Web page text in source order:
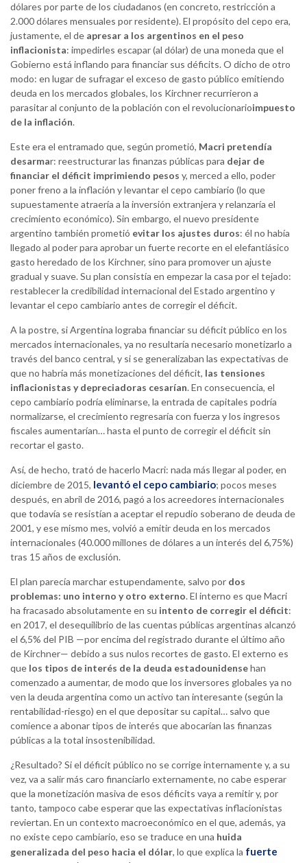
dólares por parte de los ciudadanos (en concreto, restricción a
2.000 dólares mensuales por residente). El propósito del cepo era,
justamente, el de apresar a los argentinos en el peso
inflacionista: impedirles escapar (al dólar) de una moneda que el
Gobierno está inflando para financiar sus déficits. O dicho de otro
modo: en lugar de sufragar el exceso de gasto público emitiendo
deuda en los mercados globales, los Kirchner recurrieron a
parasitar al conjunto de la población con el revolucionarioimpuesto
de la inflación.
Este era el entramado que, según prometió, Macri pretendía
desarmar: reestructurar las finanzas públicas para dejar de
financiar el déficit imprimiendo pesos y, merced a ello, poder
poner freno a la inflación y levantar el cepo cambiario (lo que
supuestamente atraería a la inversión extranjera y relanzaría el
crecimiento económico). Sin embargo, el nuevo presidente
argentino también prometió evitar los ajustes duros: él no había
llegado al poder para aprobar un fuerte recorte en el elefantiásico
gasto heredado de los Kirchner, sino para promover un ajuste
gradual y suave. Su plan consistía en empezar la casa por el tejado:
restablecer la credibilidad internacional del Estado argentino y
levantar el cepo cambiario antes de corregir el déficit.
A la postre, si Argentina lograba financiar su déficit público en los
mercados internacionales, ya no resultaría necesario monetizarlo a
través del banco central, y si se generalizaban las expectativas de
que no habría más monetizaciones del déficit, las tensiones
inflacionistas y depreciadoras cesarían. En consecuencia, el
cepo cambiario podría eliminarse, la entrada de capitales podría
normalizarse, el crecimiento regresaría con fuerza y los ingresos
fiscales aumentarían… hasta el punto de corregir el déficit sin
recortar el gasto.
Así, de hecho, trató de hacerlo Macri: nada más llegar al poder, en
diciembre de 2015, levantó el cepo cambiario; pocos meses
después, en abril de 2016, pagó a los acreedores internacionales
que todavía se resistían a aceptar el repudio soberano de deuda de
2001, y ese mismo mes, volvió a emitir deuda en los mercados
internacionales (40.000 millones de dólares a un interés del 6,75%)
tras 15 años de exclusión.
El plan parecía marchar estupendamente, salvo por dos
problemas: uno interno y otro externo. El interno es que Macri
ha fracasado absolutamente en su intento de corregir el déficit:
en 2017, el desequilibrio de las cuentas públicas argentinas alcanzó
el 6,5% del PIB —por encima del registrado durante el último año
de Kirchner— debido a sus nulos recortes de gasto. El externo es
que los tipos de interés de la deuda estadounidensehan
comenzado a aumentar, de modo que los inversores globales ya no
ven la deuda argentina como un activo tan interesante (según la
rentabilidad-riesgo) en el que depositar su capital… salvo que
comience a abonar tipos de interés que abocarían las finanzas
públicas a la total insostenibilidad.
¿Resultado? Si el déficit público no se corrige internamente y, a su
vez, va a salir más caro financiarlo externamente, no cabe esperar
que la monetización masiva de esos déficits vaya a remitir y, por
tanto, tampoco cabe esperar que las expectativas inflacionistas
reviertan. En un contexto macroeconómico en el que, además, ya
no existe cepo cambiario, eso se traduce en una huida
generalizada del peso hacia el dólar, lo que explica la fuerte